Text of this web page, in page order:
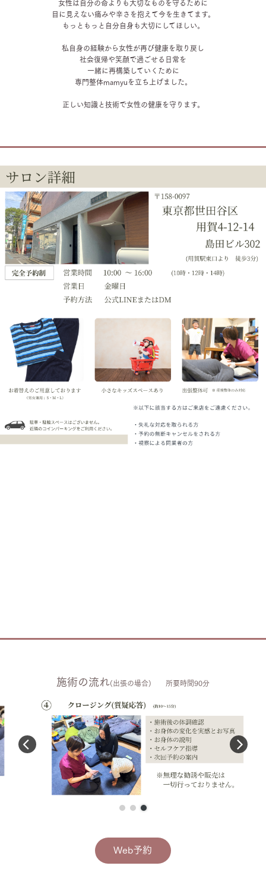
女性は自分の命よりも大切なものを守るために
目に見えない痛みや辛さを抱えて今を生きてます。
もっともっと自分自身も大切にしてほしい。
私自身の経験から女性が再び健康を取り戻し
社会復帰や笑顔で過ごせる日常を
一緒に再構築していくために
専門整体mamyuを立ち上げました。
正しい知識と技術で女性の健康を守ります。
施術の流れ(出張の場合) 所要時間90分
Web予約